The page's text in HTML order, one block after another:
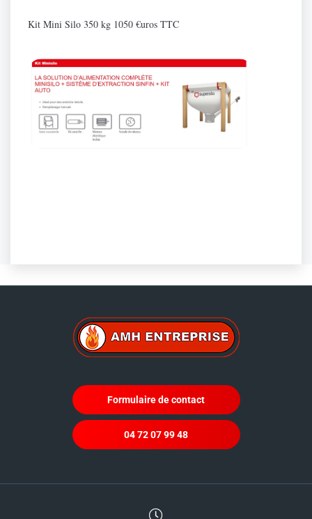
Kit Mini Silo 350 kg 1050 €uros TTC
Formulaire de contact
04 72 07 99 48